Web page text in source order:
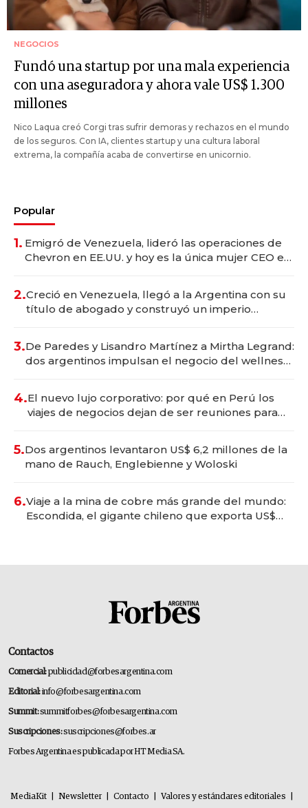
NEGOCIOS
Fundó una startup por una mala experiencia
con una aseguradora y ahora vale US$ 1.300
millones
Nico Laqua creó Corgi tras sufrir demoras y rechazos en el mundo
de los seguros. Con IA, clientes startup y una cultura laboral
extrema, la compañía acaba de convertirse en unicornio.
Popular
1. Emigró de Venezuela, lideró las operaciones de
Chevron en EE.UU. y hoy es la única mujer CEO en
2.Creció en Venezuela, llegó a la Argentina con su
título de abogado y construyó un imperio
3.De Paredes y Lisandro Martínez a Mirtha Legrand:
dos argentinos impulsan el negocio del wellness
4.El nuevo lujo corporativo: por qué en Perú los
viajes de negocios dejan de ser reuniones para
5.Dos argentinos levantaron US$ 6,2 millones de la
mano de Rauch, Englebienne y Woloski
6.Viaje a la mina de cobre más grande del mundo:
Escondida, el gigante chileno que exporta US$
Contactos
Comercial:publicidad@forbesargentina.com
Editorial:info@forbesargentina.com
Summit:summitforbes@forbesargentina.com
Suscripciones:suscripciones@forbes.ar
Forbes Argentina es publicada por HT Media SA.
MediaKit Newsletter Contacto Valores y estándares editoriales